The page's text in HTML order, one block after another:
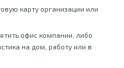
карту организации или
офис компании, либо
на дом, работу или в